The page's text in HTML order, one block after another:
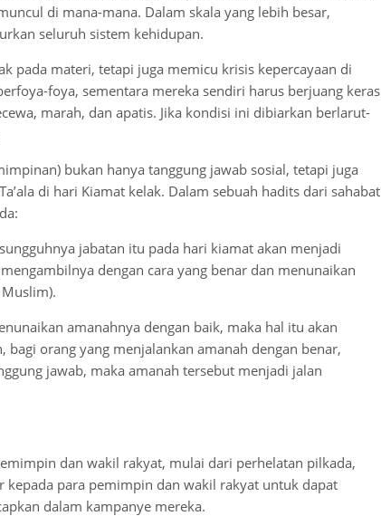
di mana-mana. Dalam skala yang lebih besar,
seluruh sistem kehidupan.
pada materi, tetapi juga memicu krisis kepercayaan di
foya, sementara mereka sendiri harus berjuang keras
marah, dan apatis. Jika kondisi ini dibiarkan berlarut-
bukan hanya tanggung jawab sosial, tetapi juga
di hari Kiamat kelak. Dalam sebuah hadits dari sahabat
jabatan itu pada hari kiamat akan menjadi
dengan cara yang benar dan menunaikan
amanahnya dengan baik, maka hal itu akan
orang yang menjalankan amanah dengan benar,
jawab, maka amanah tersebut menjadi jalan
dan wakil rakyat, mulai dari perhelatan pilkada,
para pemimpin dan wakil rakyat untuk dapat
dalam kampanye mereka.